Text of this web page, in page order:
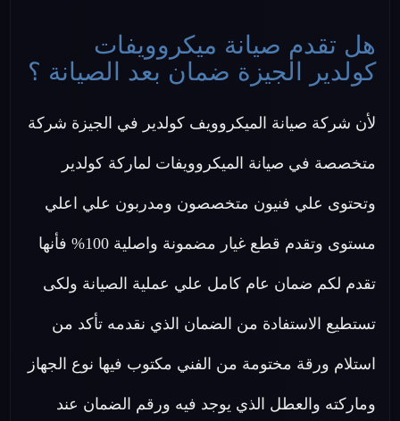
هل تقدم صيانة ميكروويفات
كولدير الجيزة ضمان بعد الصيانة ؟
لأن شركة صيانة الميكروويف كولدير في الجيزة شركة
متخصصة في صيانة الميكروويفات لماركة كولدير
وتحتوى علي فنيون متخصصون ومدربون علي اعلي
مستوى وتقدم قطع غيار مضمونة واصلية 100% فأنها
تقدم لكم ضمان عام كامل علي عملية الصيانة ولكى
تستطيع الاستفادة من الضمان الذي نقدمه تأكد من
استلام ورقة مختومة من الفني مكتوب فيها نوع الجهاز
وماركته والعطل الذي يوجد فيه ورقم الضمان عند